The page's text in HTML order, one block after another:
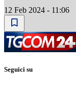
12 Feb 2024 - 11:06
Seguici su